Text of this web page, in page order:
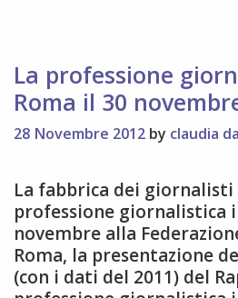
La professione
Roma il 30
28 Novembre 2012 by claudia
La fabbrica dei giornalisti
professione giornalistica
novembre alla
Roma, la presentazione
(con i dati del 2011) del